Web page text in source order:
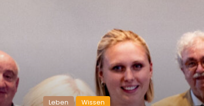
Leben Wissen